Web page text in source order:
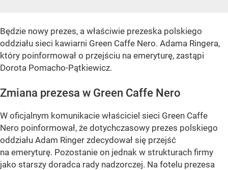
Będzie nowy prezes, a właściwie prezeska polskiego
oddziału sieci kawiarni Green Caffe Nero. Adama Ringera,
który poinformował o przejściu na emeryturę, zastąpi
Dorota Pomacho-Pątkiewicz.
Zmiana prezesa w Green Caffe Nero
W oficjalnym komunikacie właściciel sieci Green Caffe
Nero poinformował, że dotychczasowy prezes polskiego
oddziału Adam Ringer zdecydował się przejść
na emeryturę. Pozostanie on jednak w strukturach firmy
jako starszy doradca rady nadzorczej. Na fotelu prezesa